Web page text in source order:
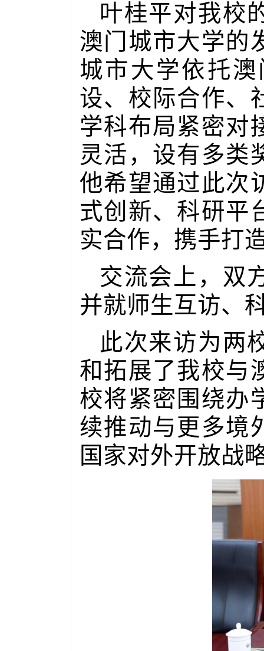
叶桂平对我校
澳门城市大学的
城市大学依托
设、校际合作、
学科布局紧密对
灵活，设有多类
他希望通过此次
式创新、科研平
实合作，携手打
交流会上，双
并就师生互访、
此次来访为两
和拓展了我校与
校将紧密围绕办
续推动与更多境
国家对外开放战